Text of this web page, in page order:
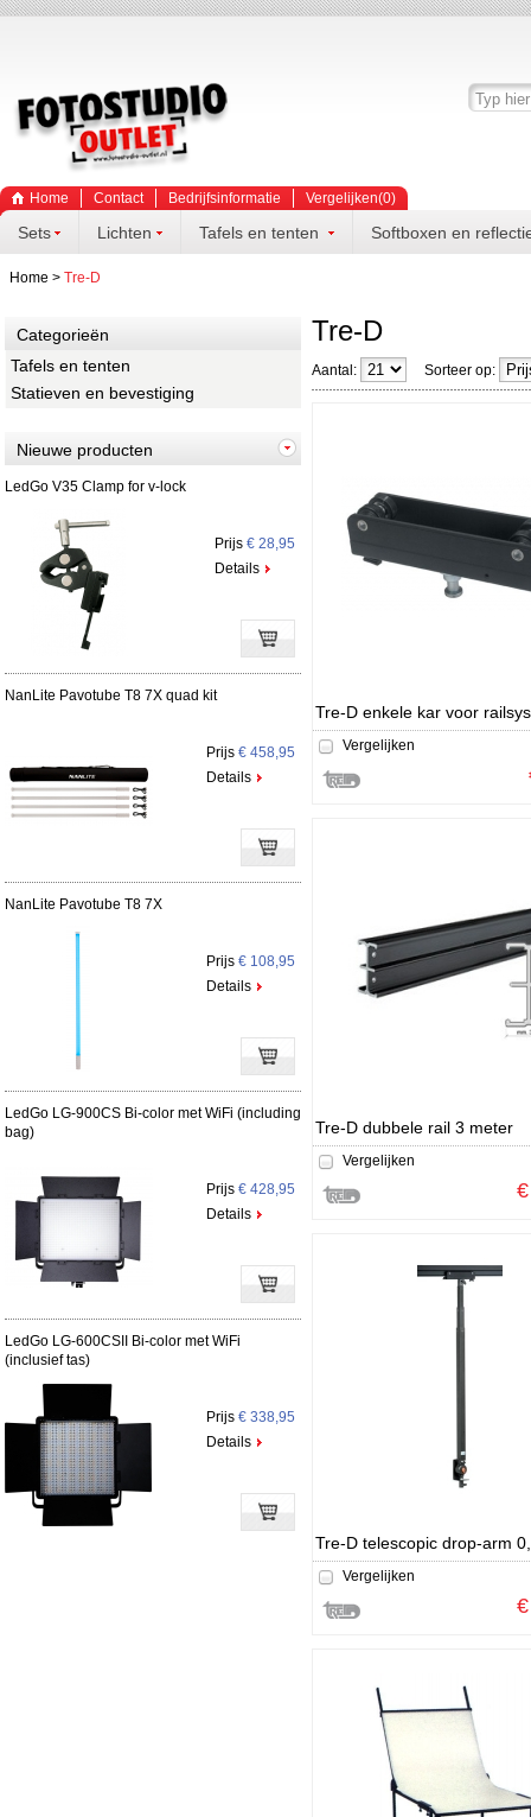
Home Contact Bedrijfsinformatie Vergelijken(0)
Sets Lichten Tafels en tenten Softboxen en
Home > Tre-D
Categorieën
Tafels en tenten
Statieven en bevestiging
Nieuwe producten
LedGo V35 Clamp for v-lock
Prijs € 28,95
Details
NanLite Pavotube T8 7X quad kit
Prijs € 458,95
Details
NanLite Pavotube T8 7X
Prijs € 108,95
Details
LedGo LG-900CS Bi-color met WiFi (including
bag)
Prijs € 428,95
Details
LedGo LG-600CSII Bi-color met WiFi
(inclusief tas)
Prijs € 338,95
Details
Tre-D
Aantal: Sorteer op:
Tre-D enkele kar voor
Vergelijken
Tre-D dubbele rail 3 meter
Vergelijken
Vergelijken